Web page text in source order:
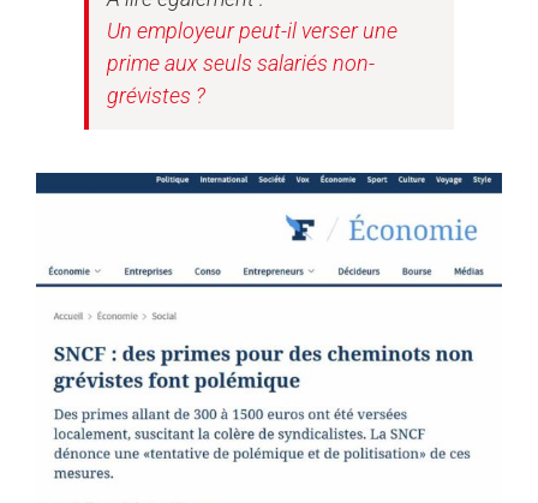
Un employeur peut-il verser une
prime aux seuls salariés non-
grévistes ?